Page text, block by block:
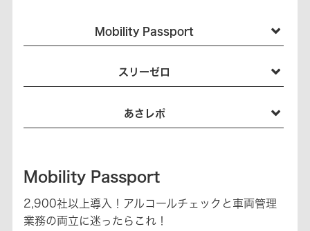
Mobility Passport
スリーゼロ
あさレポ
Mobility Passport
2,900社以上導入！アルコールチェックと車両管理
業務の両立に迷ったらこれ！